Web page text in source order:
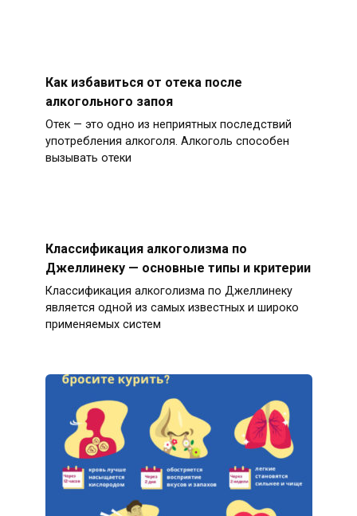
Как избавиться от отека после
алкогольного запоя
Отек — это одно из неприятных последствий
употребления алкоголя. Алкоголь способен
вызывать отеки
Классификация алкоголизма по
Джеллинеку — основные типы и критерии
Классификация алкоголизма по Джеллинеку
является одной из самых известных и широко
применяемых систем